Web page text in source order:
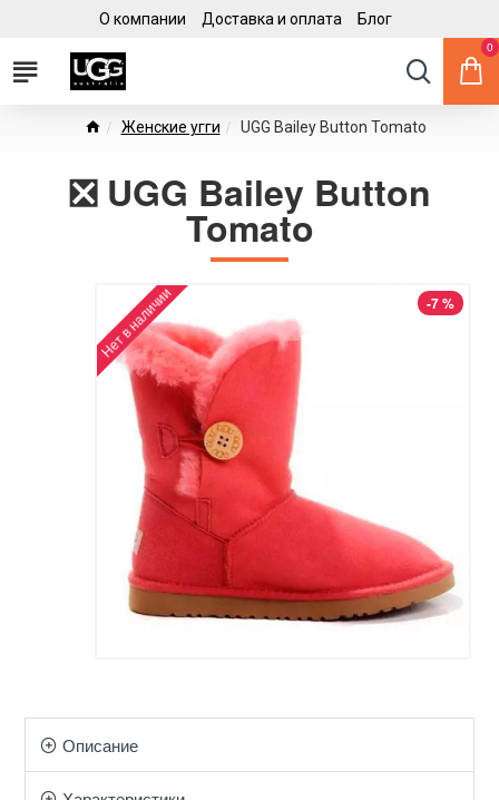
О компании Доставка и оплата Блог
0
Женские угги UGG Bailey Button Tomato
❎ UGG Bailey Button
Tomato
-7 %
Нет в наличии
Описание